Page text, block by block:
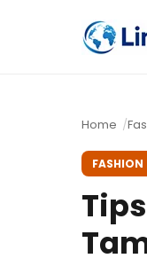
Home
FASHION